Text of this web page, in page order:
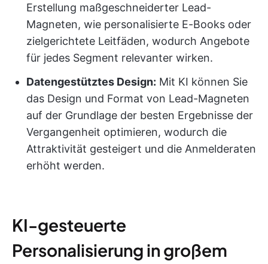
Erstellung maßgeschneiderter Lead-
Magneten, wie personalisierte E-Books oder
zielgerichtete Leitfäden, wodurch Angebote
für jedes Segment relevanter wirken.
Datengestütztes Design: Mit KI können Sie
das Design und Format von Lead-Magneten
auf der Grundlage der besten Ergebnisse der
Vergangenheit optimieren, wodurch die
Attraktivität gesteigert und die Anmelderaten
erhöht werden.
KI-gesteuerte
Personalisierung in großem